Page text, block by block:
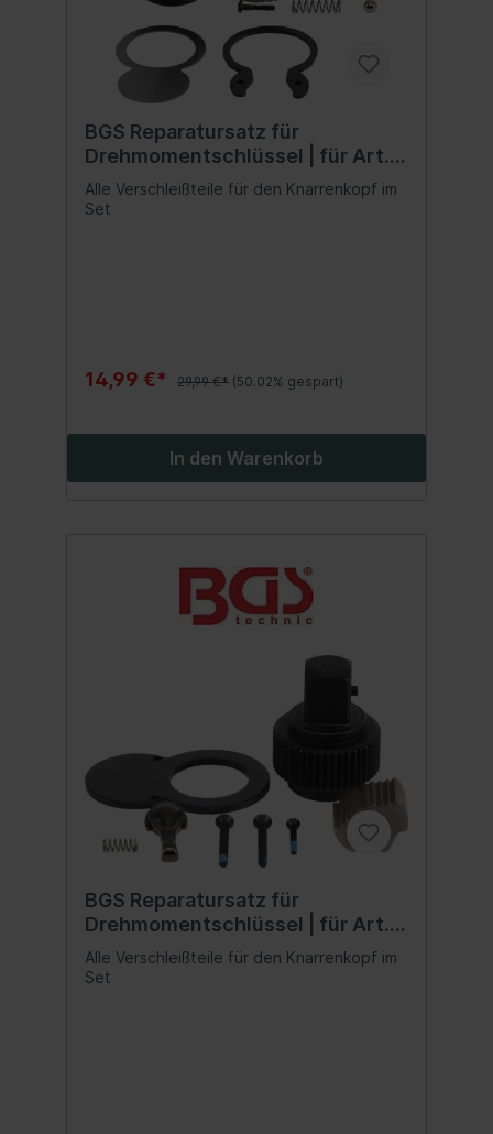
BGS Reparatursatz für
Drehmomentschlüssel | für Art.
2805
Alle Verschleißteile für den Knarrenkopf im
Set
14,99 €* 29,99 €* (50.02% gespart)
In den Warenkorb
BGS Reparatursatz für
Drehmomentschlüssel | für Art.
2807
Alle Verschleißteile für den Knarrenkopf im
Set